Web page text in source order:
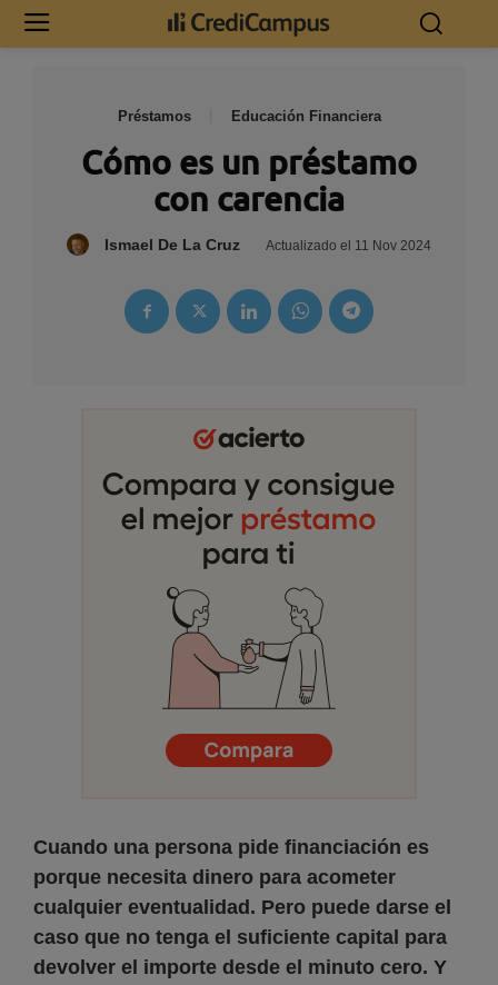
Préstamos Educación Financiera
Cómo es un préstamo
con carencia
Ismael De La Cruz Actualizado el 11 Nov 2024
Cuando una persona pide financiación es
porque necesita dinero para acometer
cualquier eventualidad. Pero puede darse el
caso que no tenga el suficiente capital para
devolver el importe desde el minuto cero. Y